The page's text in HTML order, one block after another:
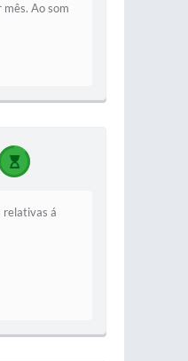
Ao som
relativas á